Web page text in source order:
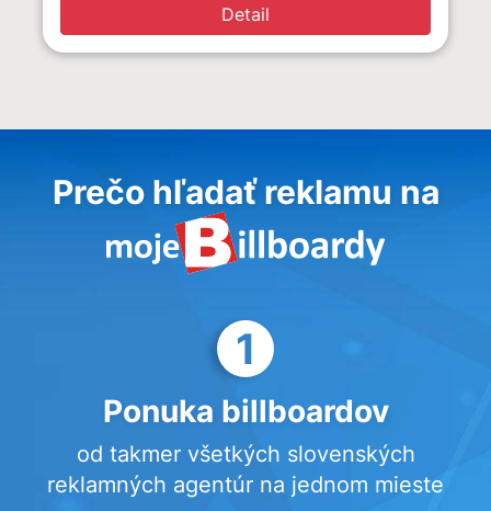
Detail
Prečo hľadať reklamu na
1
Ponuka billboardov
od takmer všetkých slovenských
reklamných agentúr na jednom mieste